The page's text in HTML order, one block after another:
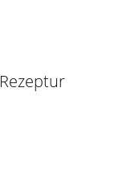
Rezeptur